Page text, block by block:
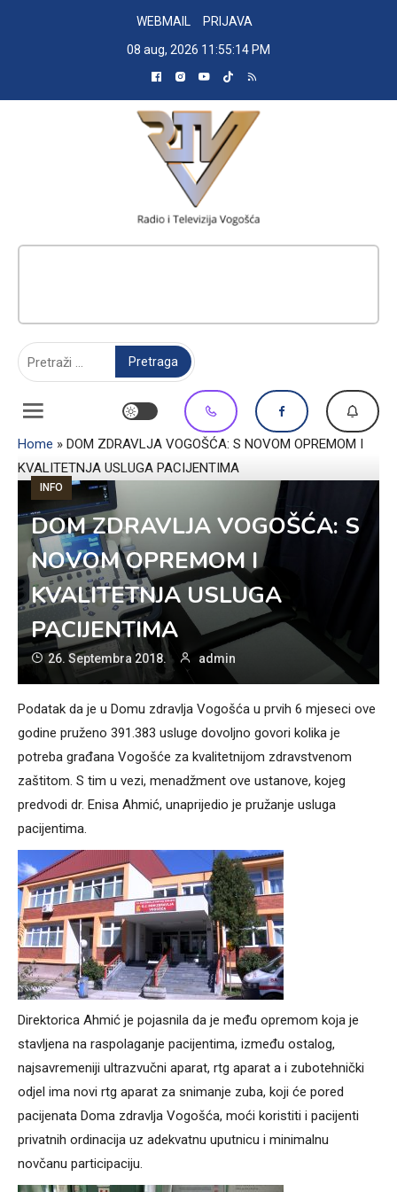
WEBMAIL
PRIJAVA
08 aug, 2026 11:55:15 PM
Home » DOM ZDRAVLJA VOGOŠĆA: S NOVOM OPREMOM I
KVALITETNJA USLUGA PACIJENTIMA
INFO
DOM ZDRAVLJA VOGOŠĆA: S
NOVOM OPREMOM I
KVALITETNJA USLUGA
PACIJENTIMA
26. Septembra 2018. admin
Podatak da je u Domu zdravlja Vogošća u prvih 6 mjeseci ove
godine pruženo 391.383 usluge dovoljno govori kolika je
potreba građana Vogošće za kvalitetnijom zdravstvenom
zaštitom. S tim u vezi, menadžment ove ustanove, kojeg
predvodi dr. Enisa Ahmić, unaprijedio je pružanje usluga
pacijentima.
Direktorica Ahmić je pojasnila da je među opremom koja je
stavljena na raspolaganje pacijentima, između ostalog,
najsavremeniji ultrazvučni aparat, rtg aparat a i zubotehnički
odjel ima novi rtg aparat za snimanje zuba, koji će pored
pacijenata Doma zdravlja Vogošća, moći koristiti i pacijenti
privatnih ordinacija uz adekvatnu uputnicu i minimalnu
novčanu participaciju.